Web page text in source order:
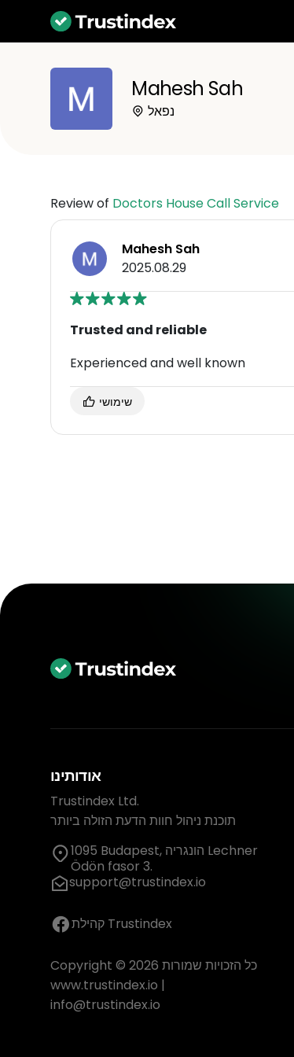
Mahesh Sah
נפאל
Review of Doctors House Call Service
Mahesh Sah
2025.08.29
Trusted and reliable
Experienced and well known
שימושי
אודותינו
Trustindex Ltd.
תוכנת ניהול חוות הדעת הזולה ביותר
1095 Budapest, הונגריה Lechner
Ödön fasor 3.
support@trustindex.io
קהילת Trustindex
Copyright © 2026 כל הזכויות שמורות
www.trustindex.io |
info@trustindex.io